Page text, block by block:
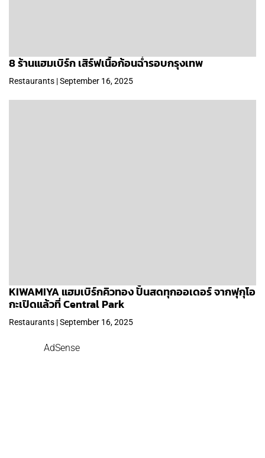
8 ร้านแฮมเบิร์ก เสิร์ฟเนื้อก้อนฉ่ำรอบกรุงเทพ
Restaurants | September 16, 2025
KIWAMIYA แฮมเบิร์กคิวทอง ปั้นสดทุกออเดอร์ จากฟุกุโอ
กะเปิดแล้วที่ Central Park
Restaurants | September 16, 2025
AdSense